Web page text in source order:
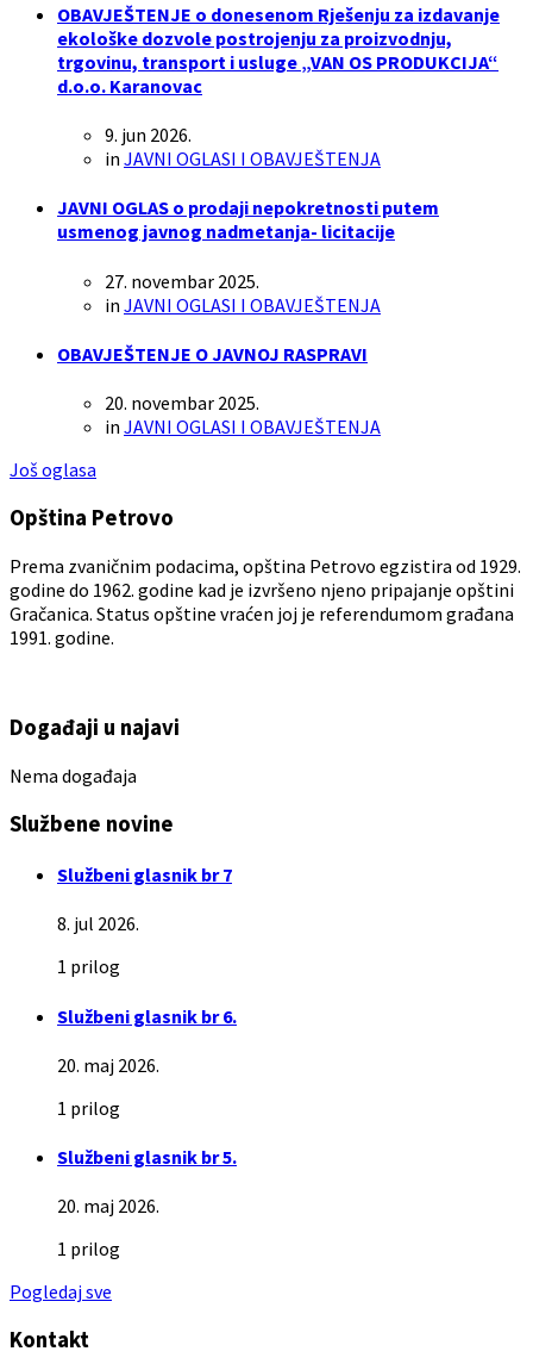
OBAVJEŠTENJE o donesenom Rješenju za izdavanje
ekološke dozvole postrojenju za proizvodnju,
trgovinu, transport i usluge „VAN OS PRODUKCIJA“
d.o.o. Karanovac
9. jun 2026.
in JAVNI OGLASI I OBAVJEŠTENJA
JAVNI OGLAS o prodaji nepokretnosti putem
usmenog javnog nadmetanja- licitacije
27. novembar 2025.
in JAVNI OGLASI I OBAVJEŠTENJA
OBAVJEŠTENJE O JAVNOJ RASPRAVI
20. novembar 2025.
in JAVNI OGLASI I OBAVJEŠTENJA
Još oglasa
Opština Petrovo
Prema zvaničnim podacima, opština Petrovo egzistira od 1929.
godine do 1962. godine kad je izvršeno njeno pripajanje opštini
Gračanica. Status opštine vraćen joj je referendumom građana
1991. godine.
Događaji u najavi
Nema događaja
Službene novine
Službeni glasnik br 7
8. jul 2026.
1 prilog
Službeni glasnik br 6.
20. maj 2026.
1 prilog
Službeni glasnik br 5.
20. maj 2026.
1 prilog
Pogledaj sve
Kontakt